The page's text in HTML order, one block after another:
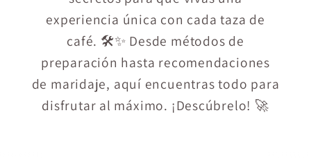
experiencia única con cada taza de
café. 🛠️✨ Desde métodos de
preparación hasta recomendaciones
de maridaje, aquí encuentras todo para
disfrutar al máximo. ¡Descúbrelo! 🚀